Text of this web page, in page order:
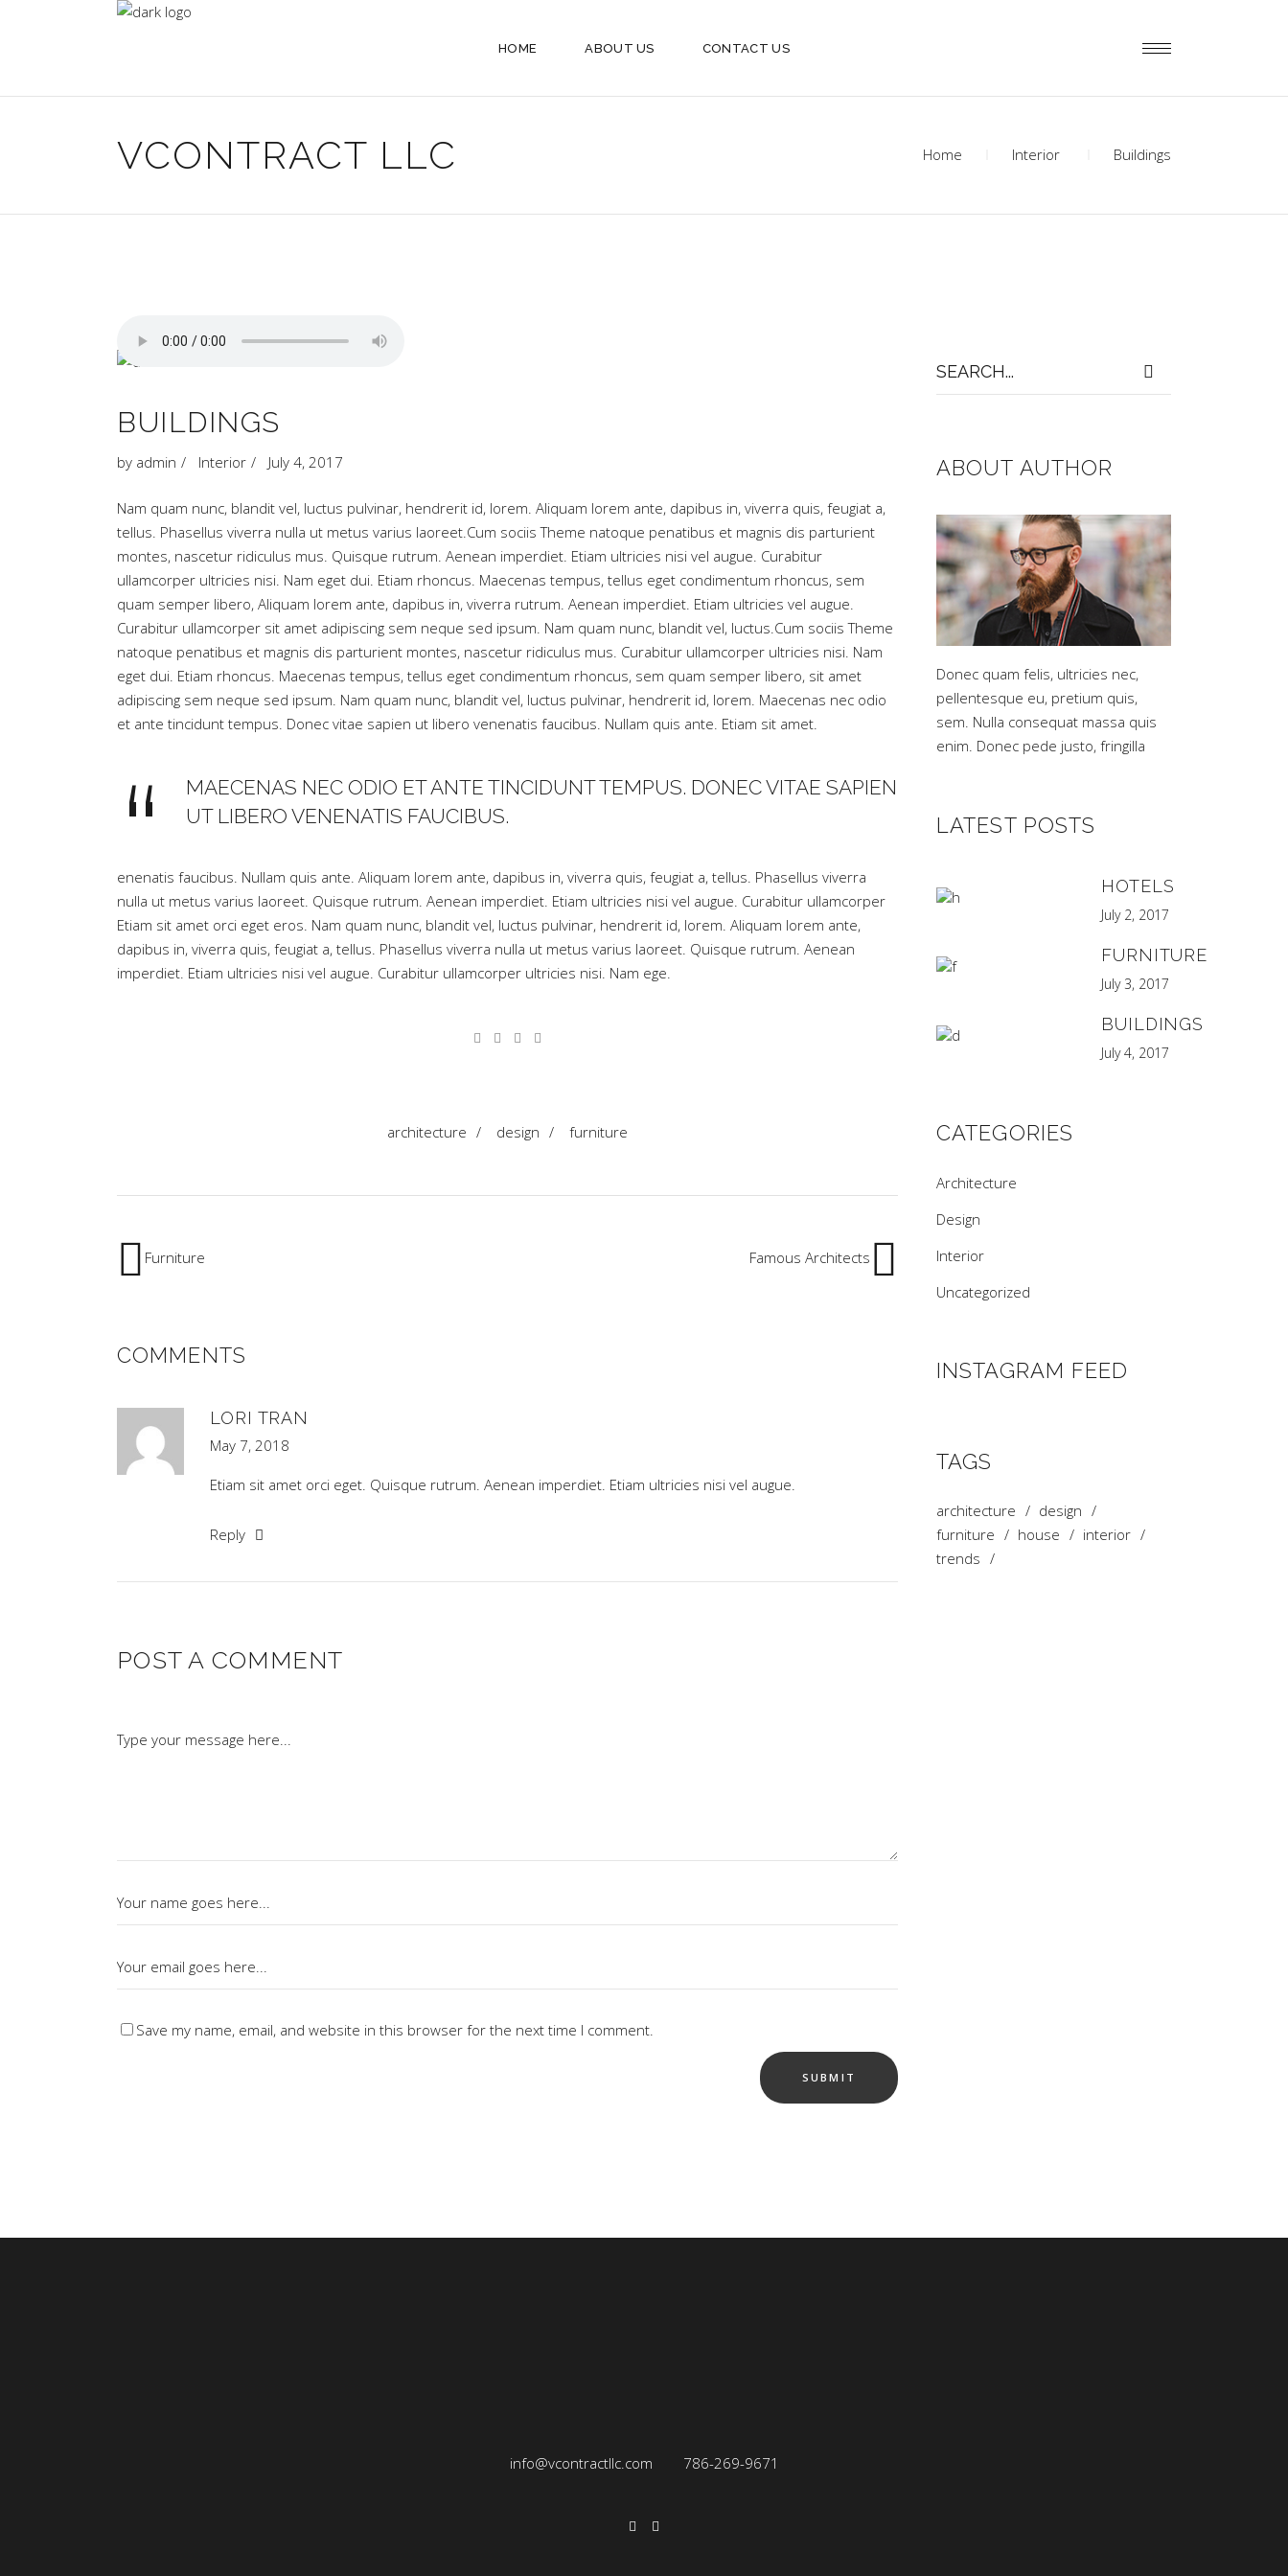
HOME ABOUT US CONTACT US
VCONTRACT LLC Home Interior Buildings
BUILDINGS
by admin Interior July 4, 2017
Nam quam nunc, blandit vel, luctus pulvinar, hendrerit id, lorem. Aliquam lorem ante, dapibus in, viverra quis, feugiat a,
tellus. Phasellus viverra nulla ut metus varius laoreet.Cum sociis Theme natoque penatibus et magnis dis parturient
montes, nascetur ridiculus mus. Quisque rutrum. Aenean imperdiet. Etiam ultricies nisi vel augue. Curabitur
ullamcorper ultricies nisi. Nam eget dui. Etiam rhoncus. Maecenas tempus, tellus eget condimentum rhoncus, sem
quam semper libero, Aliquam lorem ante, dapibus in, viverra rutrum. Aenean imperdiet. Etiam ultricies vel augue.
Curabitur ullamcorper sit amet adipiscing sem neque sed ipsum. Nam quam nunc, blandit vel, luctus.Cum sociis Theme
natoque penatibus et magnis dis parturient montes, nascetur ridiculus mus. Curabitur ullamcorper ultricies nisi. Nam
eget dui. Etiam rhoncus. Maecenas tempus, tellus eget condimentum rhoncus, sem quam semper libero, sit amet
adipiscing sem neque sed ipsum. Nam quam nunc, blandit vel, luctus pulvinar, hendrerit id, lorem. Maecenas nec odio
et ante tincidunt tempus. Donec vitae sapien ut libero venenatis faucibus. Nullam quis ante. Etiam sit amet.
MAECENAS NEC ODIO ET ANTE TINCIDUNT TEMPUS. DONEC VITAE SAPIEN
UT LIBERO VENENATIS FAUCIBUS.
enenatis faucibus. Nullam quis ante. Aliquam lorem ante, dapibus in, viverra quis, feugiat a, tellus. Phasellus viverra
nulla ut metus varius laoreet. Quisque rutrum. Aenean imperdiet. Etiam ultricies nisi vel augue. Curabitur ullamcorper
Etiam sit amet orci eget eros. Nam quam nunc, blandit vel, luctus pulvinar, hendrerit id, lorem. Aliquam lorem ante,
dapibus in, viverra quis, feugiat a, tellus. Phasellus viverra nulla ut metus varius laoreet. Quisque rutrum. Aenean
imperdiet. Etiam ultricies nisi vel augue. Curabitur ullamcorper ultricies nisi. Nam ege.
architecture / design / furniture
Furniture Famous Architects
COMMENTS
LORI TRAN
May 7, 2018
Etiam sit amet orci eget. Quisque rutrum. Aenean imperdiet. Etiam ultricies nisi vel augue.
Reply
POST A COMMENT
Save my name, email, and website in this browser for the next time I comment.
for:
ABOUT AUTHOR
Donec quam felis, ultricies nec,
pellentesque eu, pretium quis,
sem. Nulla consequat massa quis
enim. Donec pede justo, fringilla
LATEST POSTS
HOTELS
July 2, 2017
FURNITURE
July 3, 2017
BUILDINGS
July 4, 2017
CATEGORIES
Architecture
Design
Interior
Uncategorized
INSTAGRAM FEED
TAGS
architecture
design
furniture
house
interior
trends
info@vcontractllc.com 786-269-9671